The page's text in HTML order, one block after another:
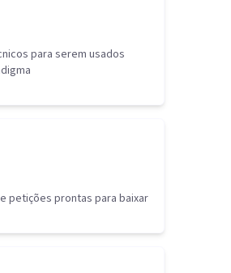
para serem usados
petições prontas para baixar